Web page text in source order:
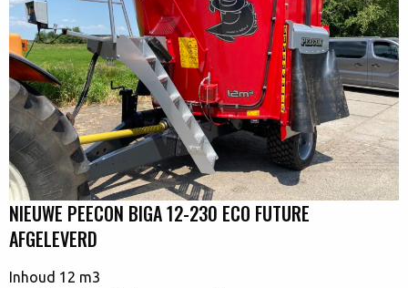
NIEUWE PEECON BIGA 12-230 ECO FUTURE
AFGELEVERD
Inhoud 12 m3